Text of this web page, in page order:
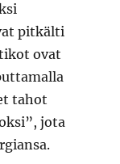
pitkälti
ovat
tahot
jota